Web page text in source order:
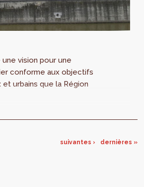
vision pour une
conforme aux objectifs
urbains que la Région
suivantes › dernières »